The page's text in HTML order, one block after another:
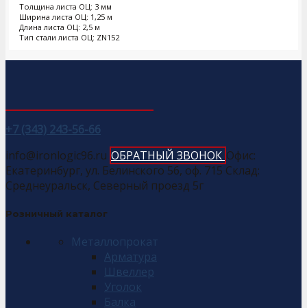
Толщина листа ОЦ: 3 мм
Ширина листа ОЦ: 1,25 м
Длина листа ОЦ: 2,5 м
Тип стали листа ОЦ: ZN152
+7 (343) 243-56-66
info@ironlogic96.ru ОБРАТНЫЙ ЗВОНОК Офис:
Екатеринбург, ул. Белинского 56, оф. 715 Склад:
Среднеуральск, Северный проезд 5г
Розничный каталог
Металлопрокат
Арматура
Швеллер
Уголок
Балка